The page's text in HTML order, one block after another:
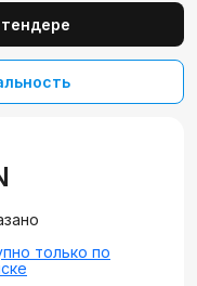
только по